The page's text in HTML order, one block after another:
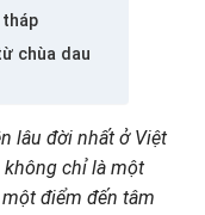
chùa dau
lâu đời nhất ở Việt
không chỉ là một
điểm đến tâm